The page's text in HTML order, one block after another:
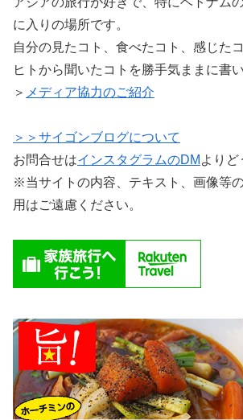
に入りの場所です。
自分の見たコト、食べたコト、感じた
ヒトから聞いたコトを勝手気ままに書
＞ メディア協力のご紹介
＞＞サイゴンブログについて
お問合せはインスタグラムのDM よりど
※当サイトの内容、テキスト、画像等
用はご遠慮ください。